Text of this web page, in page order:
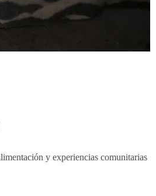
y experiencias comunitarias